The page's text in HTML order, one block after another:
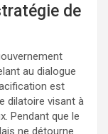
de
au dialogue
est
dilatoire visant à
Pendant que le
ne détourne